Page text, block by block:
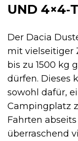
UND
Der Dacia
mit vielseitiger
bis zu 1500 kg
dürfen. Dieses
sowohl dafür,
Campingplatz
Fahrten
überraschend